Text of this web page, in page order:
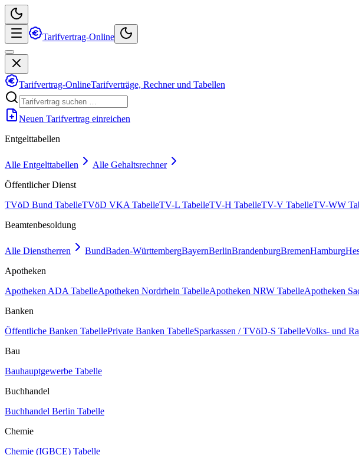
Tarifvertrag-Online
Tarifvertrag-OnlineTarifverträge, Rechner und Tabellen
Neuen Tarifvertrag einreichen
Entgelttabellen
Alle Entgelttabellen
Alle Gehaltsrechner
Öffentlicher Dienst
TVöD Bund TabelleTVöD VKA TabelleTV-L TabelleTV-H TabelleTV-V TabelleTV-WW
Beamtenbesoldung
Alle Dienstherren BundBaden-WürttembergBayernBerlinBrandenburgBremenHamburg
Apotheken
Apotheken ADA TabelleApotheken Nordrhein TabelleApotheken NRW TabelleApotheken
Banken
Öffentliche Banken TabellePrivate Banken TabelleSparkassen / TVöD-S TabelleVolks- und
Bau
Bauhauptgewerbe Tabelle
Buchhandel
Buchhandel Berlin Tabelle
Chemie
Chemie (IGBCE) Tabelle